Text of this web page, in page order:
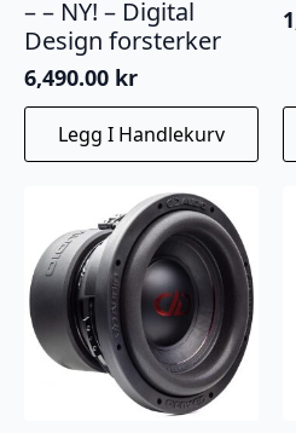
– – NY! – Digital
Design forsterker
6,490.00 kr
Legg I Handlekurv